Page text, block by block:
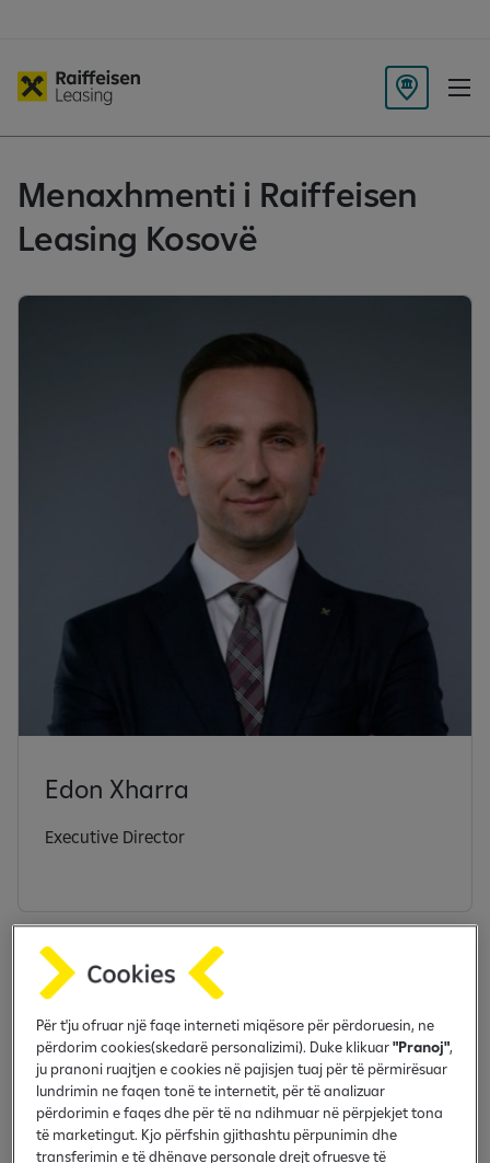
K
o
Menaxhmenti i Raiffeisen
Leasing Kosovë
Edon Xharra
Executive Director
Për t'ju ofruar një faqe interneti miqësore për përdoruesin, ne
përdorim cookies(skedarë personalizimi). Duke klikuar"Pranoj",
ju pranoni ruajtjen e cookies në pajisjen tuaj për të përmirësuar
lundrimin ne faqen tonë te internetit, për të analizuar
përdorimin e faqes dhe për të na ndihmuar në përpjekjet tona
të marketingut. Kjo përfshin gjithashtu përpunimin dhe
transferimin e të dhënave personale drejt ofruesve të